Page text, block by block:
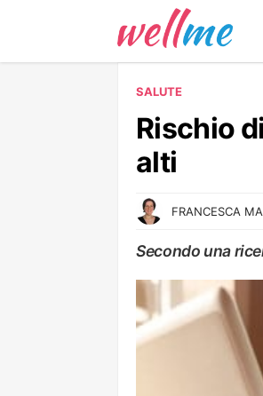
SALUTE
Rischio
alti
FRANCESCA
Secondo una
SALUTE